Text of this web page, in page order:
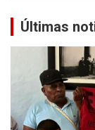
Últimas